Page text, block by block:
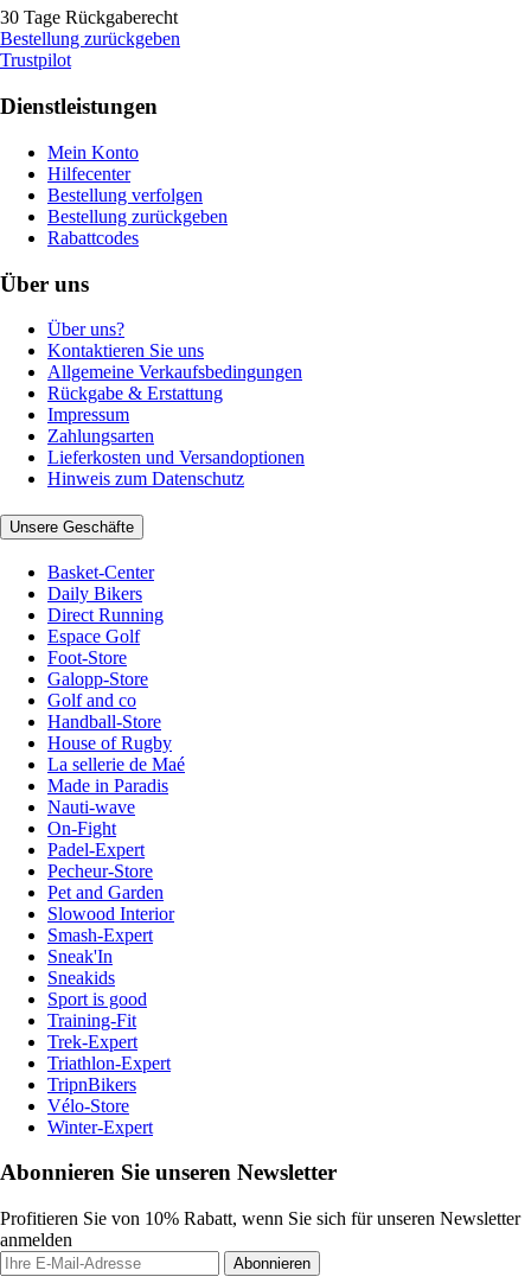
30 Tage Rückgaberecht
Bestellung zurückgeben
Trustpilot
Dienstleistungen
Mein Konto
Hilfecenter
Bestellung verfolgen
Bestellung zurückgeben
Rabattcodes
Über uns
Über uns?
Kontaktieren Sie uns
Allgemeine Verkaufsbedingungen
Rückgabe & Erstattung
Impressum
Zahlungsarten
Lieferkosten und Versandoptionen
Hinweis zum Datenschutz
Unsere Geschäfte
Basket-Center
Daily Bikers
Direct Running
Espace Golf
Foot-Store
Galopp-Store
Golf and co
Handball-Store
House of Rugby
La sellerie de Maé
Made in Paradis
Nauti-wave
On-Fight
Padel-Expert
Pecheur-Store
Pet and Garden
Slowood Interior
Smash-Expert
Sneak'In
Sneakids
Sport is good
Training-Fit
Trek-Expert
Triathlon-Expert
TripnBikers
Vélo-Store
Winter-Expert
Abonnieren Sie unseren Newsletter
Profitieren Sie von 10% Rabatt, wenn Sie sich für unseren Newsletter
anmelden
Abonnieren